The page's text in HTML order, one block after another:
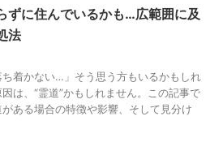
ずに住んでいるかも…広範囲に及
法
ち着かない…」そう思う方もいるかもしれ
は、“霊道”かもしれません。この記事で
ある場合の特徴や影響、そして見分け